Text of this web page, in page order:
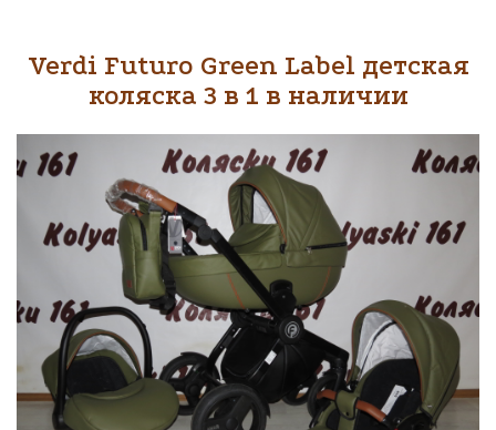
Verdi Futuro Green Label детская
коляска 3 в 1 в наличии